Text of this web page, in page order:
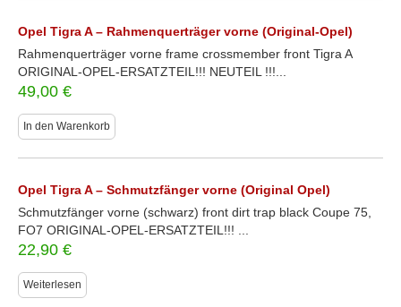
Opel Tigra A – Rahmenquerträger vorne (Original-Opel)
Rahmenquerträger vorne frame crossmember front Tigra A
ORIGINAL-OPEL-ERSATZTEIL!!! NEUTEIL !!!...
49,00 €
In den Warenkorb
Opel Tigra A – Schmutzfänger vorne (Original Opel)
Schmutzfänger vorne (schwarz) front dirt trap black Coupe 75,
FO7 ORIGINAL-OPEL-ERSATZTEIL!!! ...
22,90 €
Weiterlesen